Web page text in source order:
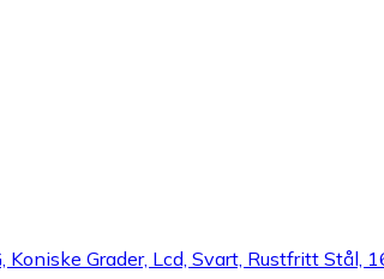
Grader, Lcd, Svart, Rustfritt Stål,